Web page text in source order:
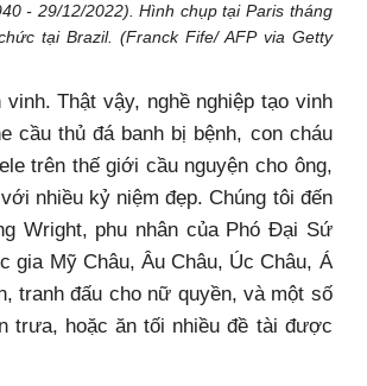
- 29/12/2022). Hình chụp tại Paris tháng
tại Brazil. (Franck Fife/ AFP via Getty
Thật vậy, nghề nghiệp tạo vinh
cầu thủ đá banh bị bệnh, con cháu
trên thế giới cầu nguyện cho ông,
nhiều kỷ niệm đẹp. Chúng tôi đến
Wright, phu nhân của Phó Đại Sứ
gia Mỹ Châu, Âu Châu, Úc Châu, Á
tranh đấu cho nữ quyền, và một số
trưa, hoặc ăn tối nhiều đề tài được